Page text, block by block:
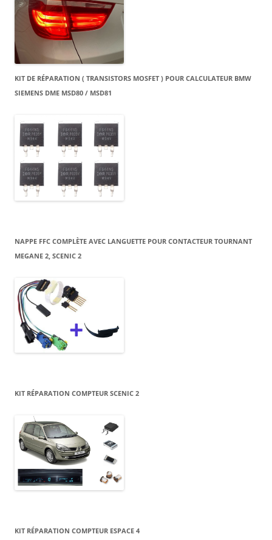
KIT DE RÉPARATION ( TRANSISTORS MOSFET ) POUR CALCULATEUR BMW
SIEMENS DME MSD80 / MSD81
NAPPE FFC COMPLÈTE AVEC LANGUETTE POUR CONTACTEUR TOURNANT
MEGANE 2, SCENIC 2
KIT RÉPARATION COMPTEUR SCENIC 2
KIT RÉPARATION COMPTEUR ESPACE 4